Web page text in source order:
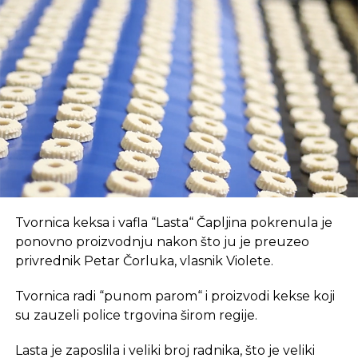
Cijene nafte u padu
Prvo, oni pružaju brz internet i tehnološki
opremljen prostor, što je ključan preduvjet za
suvremeni način rada.
REKLAMA
U coworking prostoru, radnici su okruženi sličnim
profesionalcima, što potiče produktivnost i radnu
atmosferu koju je teško postići u kućnom
Dodatna prednost coworkinga je umrežavanje i
prostoru omogućava razmjenu ideja, kontakata i
Tvornica keksa i vafla “Lasta“ Čapljina pokrenula je
ponovno proizvodnju nakon što ju je preuzeo
privrednik Petar Čorluka, vlasnik Violete.
Tvornica radi “punom parom“ i proizvodi kekse koji
su zauzeli police trgovina širom regije.
Lasta je zaposlila i veliki broj radnika, što je veliki